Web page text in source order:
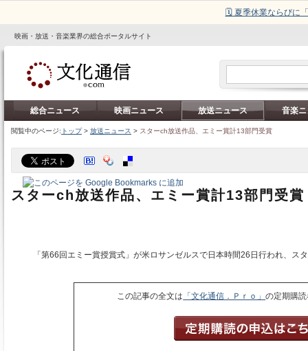
🗓️ 夏季休業ならびに
映画・放送・音楽業界の総合ポータルサイト
総合ニュース 映画ニュース 放送ニュース 音楽
閲覧中のページ: トップ> 放送ニュース > スターch放送作品、エミー賞計13部門受賞
スターch放送作品、エミー賞計13部門受賞
「第66回エミー賞授賞式」が米ロサンゼルスで日本時間26日行われ、ス
この記事の全文は 「文化通信．Ｐｒｏ」の定期購